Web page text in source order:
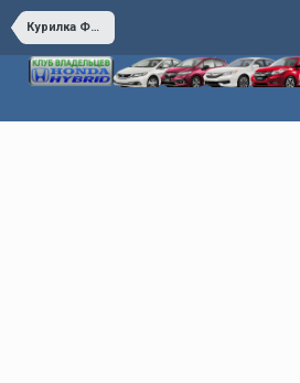
Курилка Флудилка